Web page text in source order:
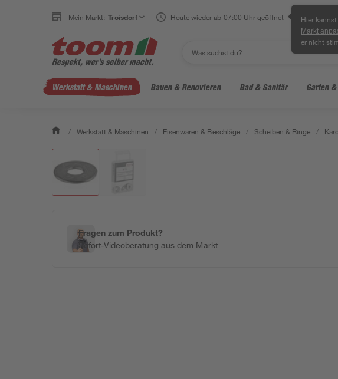
Mein Markt: Troisdorf Heute wieder ab 07:00 Uhr geöffnet Hier
Markt
er nicht
Werkstatt & Maschinen Bauen & Renovieren Bad & Sanitär Garten
/ Werkstatt & Maschinen / Eisenwaren & Beschläge / Scheiben & Ringe /
Fragen zum Produkt?
Sofort-Videoberatung aus dem Markt